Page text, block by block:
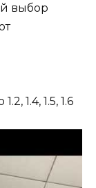
выбор